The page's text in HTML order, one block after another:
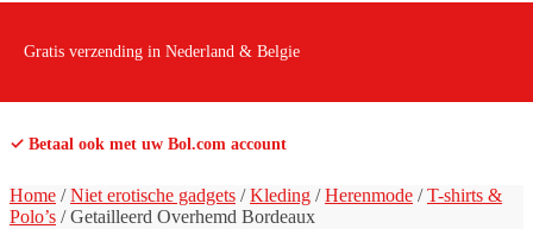
Gratis verzending in Nederland & Belgie
✓ Betaal ook met uw Bol.com account
Home /Niet erotische gadgets /Kleding /Herenmode /T-shirts &
Polo’s /Getailleerd Overhemd Bordeaux